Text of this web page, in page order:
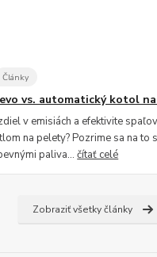
Články
vs. automatický kotol
v emisiách a efektivite
na pelety? Pozrime sa na to
paliva...čítať celé
Zobraziť všetky články